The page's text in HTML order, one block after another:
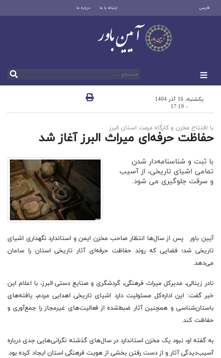
فارسی ارتباط با ما درباره ما
یکشنبه، 16 آذر 1404
- 17:19
با افتتاح مخزن و کارگاه مرمت استان البرز
حفاظت حرفه‌ای میراث البرز آغاز شد
با ثبت و شناسنامه‌دار شدن
تمامی اشیای تاریخی، از آسیب
و سرقت جلوگیری می شود.
آیین باور پس از سال‌ها انتظار صاحب مخزن ایمن و استاندارد نگهداری اشیای
تاریخی شد؛ فضایی که روند حفاظت حرفه‌ای آثار تاریخی استان را سامان
می‌دهد.
نادر زینالی، مدیرکل میراث فرهنگی، گردشگری و صنایع دستی البرز، با اعلام این
خبر گفت: این اداره‌کل مسئولیت دارد اشیای تاریخی اهدایی مردم، یافته‌های
باستان‌شناسی و همچنین آثار ضبط‌شده از فعالیت‌های غیرمجاز را جمع‌آوری و
حفاظت کند.
به گفته او، نبود یک مخزن استاندارد در سال‌های گذشته نگرانی‌هایی جدی درباره
آسیب‌دیدگی آثار و از دست رفتن بخشی از هویت فرهنگی استان ایجاد کرده بود.